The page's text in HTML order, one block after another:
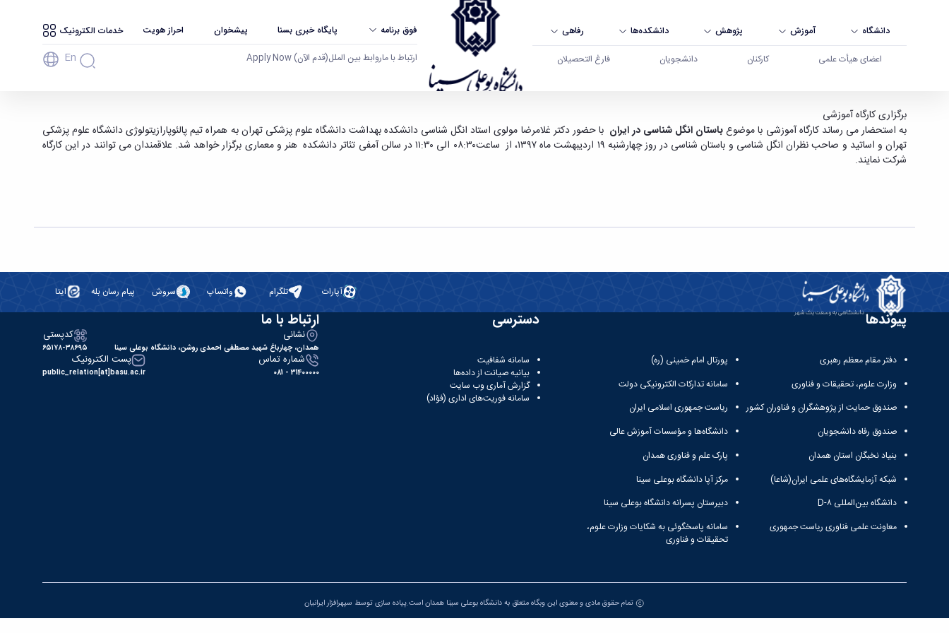
دانشگاه آموزش پژوهش دانشکده‌ها رفاهی
اعضای هیأت علمی کارکنان دانشجویان فارغ التحصیلان
فوق برنامه پایگاه خبری بسنا پیشخوان احراز هویت خدمات الکترونیک
ارتباط با ماروابط بین الملل(قدم الآن) Apply Now En
برگزاری کارگاه آموزشی با موضوع باستان انگل شناسی - دانشگاه بوعلی سینا همدان
برگزاری کارگاه آموزشی
به استحضار می رساند کارگاه آموزشی با موضوعباستان انگل شناسی در ایران با حضور دکتر غلامرضا مولوی استاد انگل شناسی دانشکده بهداشت دانشگاه علوم پزشکی تهران به همراه تیم پالئوپارازیتولوژی دانشگاه علوم پزشکی
تهران و اساتید و صاحب نظران انگل شناسی و باستان شناسی در روز چهارشنبه ۱۹ اردیبهشت ماه ۱۳۹۷، از ساعت۰۸:۳۰ الی ۱۱:۳۰ در سالن آمفی تئاتر دانشکده هنر و معماری برگزار خواهد شد. علاقمندان می توانند در این کارگاه
شرکت نمایند.
آپارات تلگرام واتساپ سروش پیام رسان بله ایتا
پیوندها
دفتر مقام معظم رهبری
وزارت علوم، تحقیقات و فناوری
صندوق حمایت از پژوهشگران و فناوران کشور
صندوق رفاه دانشجویان
بنیاد نخبگان استان همدان
شبکه آزمایشگاه‌های علمی ایران(شاعا)
دانشگاه بین‌المللی D-۸
معاونت علمی فناوری ریاست جمهوری
پورتال امام خمینی (ره)
سامانه تدارکات الکترونیکی دولت
ریاست جمهوری اسلامی ایران
دانشگاه‌ها و مؤسسات آموزش عالی
پارک علم و فناوری همدان
مرکز آپا دانشگاه بوعلی سینا
دبیرستان پسرانه دانشگاه بوعلی سینا
سامانه پاسخگوئی به شکایات وزارت علوم،
تحقیقات و فناوری
دسترسی
سامانه شفافیت
بیانیه صیانت از داده‌ها
گزارش آماری وب‌ سایت
سامانه فوریت‌های اداری (فؤاد)
ارتباط با ما
نشانی
همدان، چهارباغ شهید مصطفی احمدی روشن، دانشگاه بوعلی سینا
کدپستی
۶۵۱۷۸-۳۸۶۹۵
شماره تماس
31400000 - 081
پست الکترونیک
public_relation[at]basu.ac.ir
تمام حقوق مادی و معنوی این وبگاه متعلق به دانشگاه بوعلی سینا همدان است.پیاده سازی توسط سپهرافزار ایرانیان